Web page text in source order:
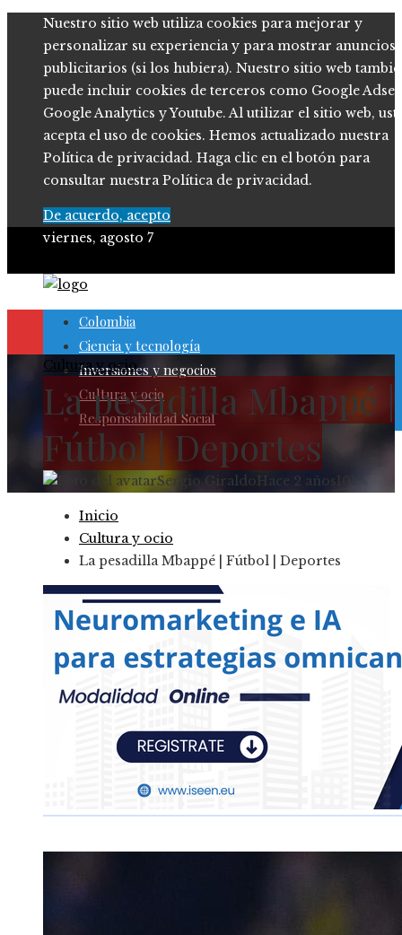
Nuestro sitio web utiliza cookies para mejorar y
personalizar su experiencia y para mostrar anuncios
publicitarios (si los hubiera). Nuestro sitio web
puede incluir cookies de terceros como Google
Google Analytics y Youtube. Al utilizar el sitio web,
acepta el uso de cookies. Hemos actualizado nuestra
Política de privacidad. Haga clic en el botón para
consultar nuestra Política de privacidad.
De acuerdo, acepto
viernes, agosto 7
Colombia
Ciencia y tecnología
Inversiones y negocios
Cultura y ocio
Responsabilidad Social
Cultura y ocio
La pesadilla Mbappé |
Fútbol | Deportes
Sergio GiraldoHace 2 años
Inicio
Cultura y ocio
La pesadilla Mbappé | Fútbol | Deportes